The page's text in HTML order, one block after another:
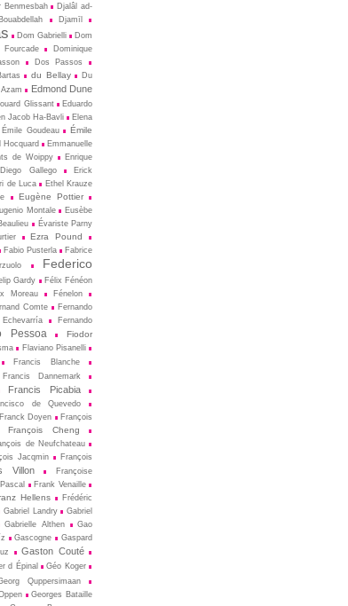
Benmesbah
Djalâl ad-
Djamīl
Dom Gabrielli
Dom
Fourcade
Dominique
Dos Passos
du Bellay
Du
Edmond Dune
Glissant
Eduardo
Jacob Ha-Bavli
Elena
Émile Goudeau
Émile
Hocquard
Emmanuelle
de Woippy
Enrique
Gallego
Erick
de Luca
Ethel Krauze
Eugène Pottier
Montale
Eusèbe
Évariste Parny
Ezra Pound
Fabio Pusterla
Fabrice
Federico
Gardy
Félix Fénéon
Moreau
Fénelon
Comte
Fernando
Fernando
Pessoa
Fiodor
Flaviano Pisanelli
Francis Blanche
Francis Dannemark
Francis Picabia
de Quevedo
Franck Doyen
François
François Cheng
de Neufchateau
Jacqmin
François
Villon
Françoise
Frank Venaille
Hellens
Frédéric
Gabriel Landry
Gabriel
Gabrielle Althen
Gao
Gascogne
Gaspard
Gaston Couté
d Épinal Géo Koger
Quppersimaan
Georges Bataille